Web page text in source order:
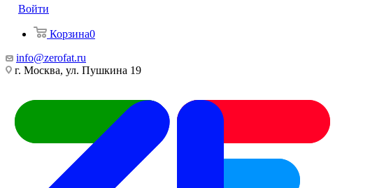
Войти
Корзина0
info@zerofat.ru
г. Москва, ул. Пушкина 19